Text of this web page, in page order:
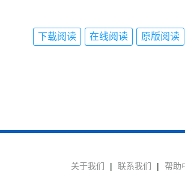
下载阅读 在线阅读 原版阅读
关于我们 | 联系我们 | 帮助